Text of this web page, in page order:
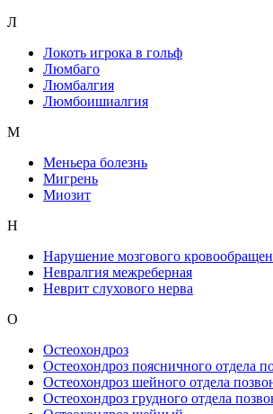
Л
Локоть игрока в гольф
Люмбаго
Люмбалгия
Люмбоишиалгия
М
Меньера болезнь
Мигрень
Миозит
Н
Нарушение мозгового
Невралгия межреберная
Неврит слухового нерва
О
Остеохондроз
Остеохондроз поясничного отдела
Остеохондроз шейного отдела
Остеохондроз грудного отдела